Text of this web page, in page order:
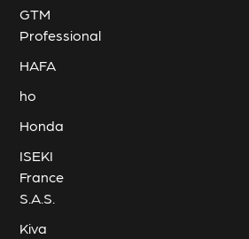
GTM
Professional
HAFA
ho
Honda
ISEKI
France
S.A.S.
Kiva